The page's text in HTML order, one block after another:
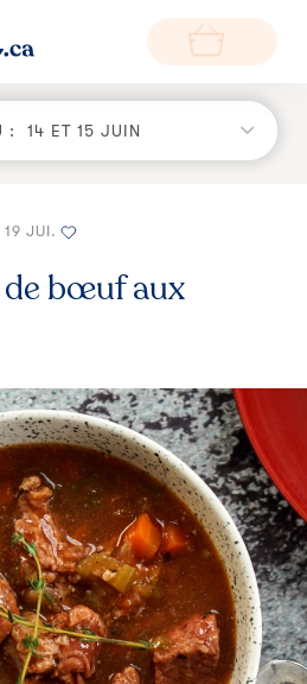
: 14 ET 15 JUIN
19 JUI.
bœuf aux